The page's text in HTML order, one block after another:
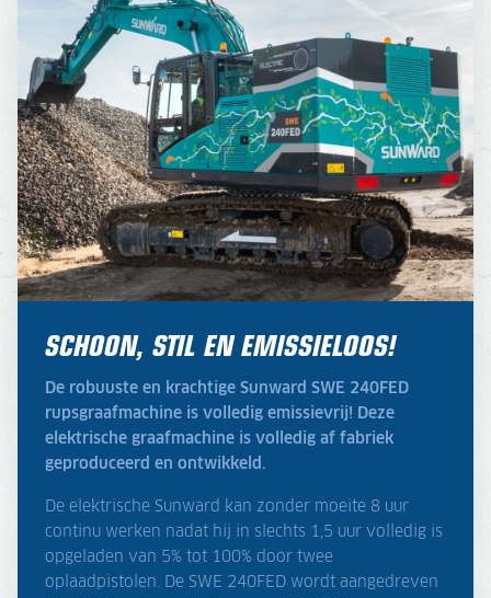
SCHOON, STIL EN EMISSIELOOS!
De robuuste en krachtige Sunward SWE 240FED
rupsgraafmachine is volledig emissievrij! Deze
elektrische graafmachine is volledig af fabriek
geproduceerd en ontwikkeld.
De elektrische Sunward kan zonder moeite 8 uur
continu werken nadat hij in slechts 1,5 uur volledig is
opgeladen van 5% tot 100% door twee
oplaadpistolen. De SWE 240FED wordt aangedreven